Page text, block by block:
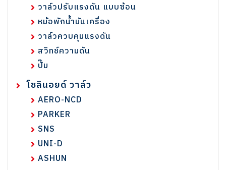
วาล์วปรับแรงดัน แบบซ้อน
หม้อพักน้ำมันเครื่อง
วาล์วควบคุมแรงดัน
สวิทช์ความดัน
ปั๊ม
โซลินอยด์ วาล์ว
AERO-NCD
PARKER
SNS
UNI-D
ASHUN